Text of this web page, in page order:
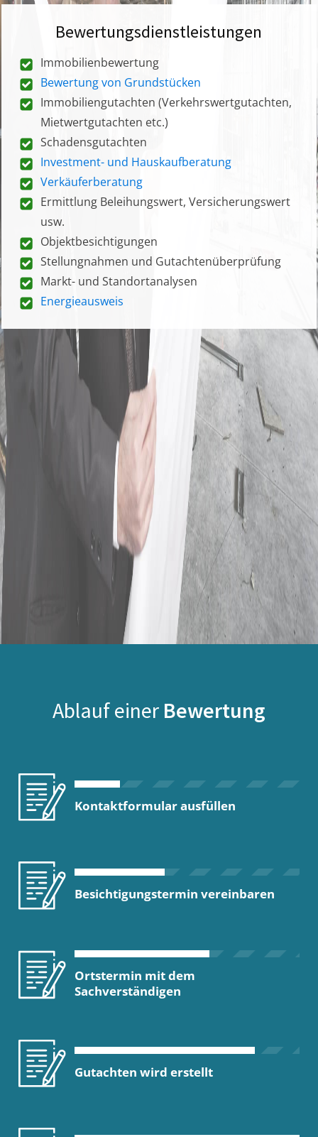
Bewertungsdienstleistungen
Immobilienbewertung
Bewertung von Grundstücken
Immobiliengutachten (Verkehrswertgutachten,
Mietwertgutachten etc.)
Schadensgutachten
Investment- und Hauskaufberatung
Verkäuferberatung
Ermittlung Beleihungswert, Versicherungswert
usw.
Objektbesichtigungen
Stellungnahmen und Gutachtenüberprüfung
Markt- und Standortanalysen
Energieausweis
Ablauf einer Bewertung
Kontaktformular ausfüllen
Besichtigungstermin vereinbaren
Ortstermin mit dem
Sachverständigen
Gutachten wird erstellt